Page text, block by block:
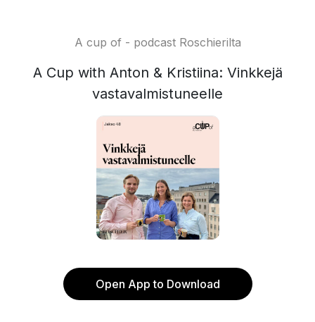
A cup of - podcast Roschierilta
A Cup with Anton & Kristiina: Vinkkejä
vastavalmistuneelle
Open App to Download